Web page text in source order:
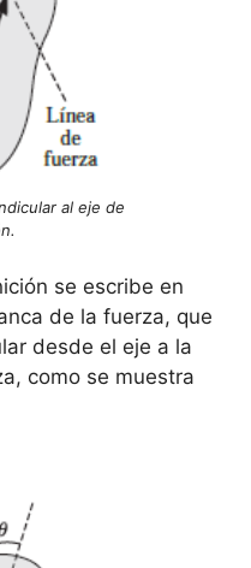
al eje de
se escribe en
de la fuerza, que
desde el eje a la
como se muestra